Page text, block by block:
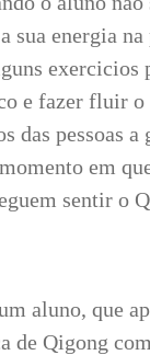
sua energia na
exercicios
e fazer fluir o
das pessoas a
em
sentir o
aluno, que
de Qigong